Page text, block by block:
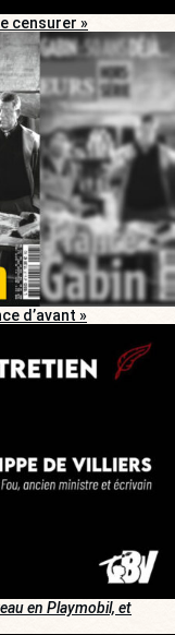
censurer »
d’avant »
en Playmobil, et